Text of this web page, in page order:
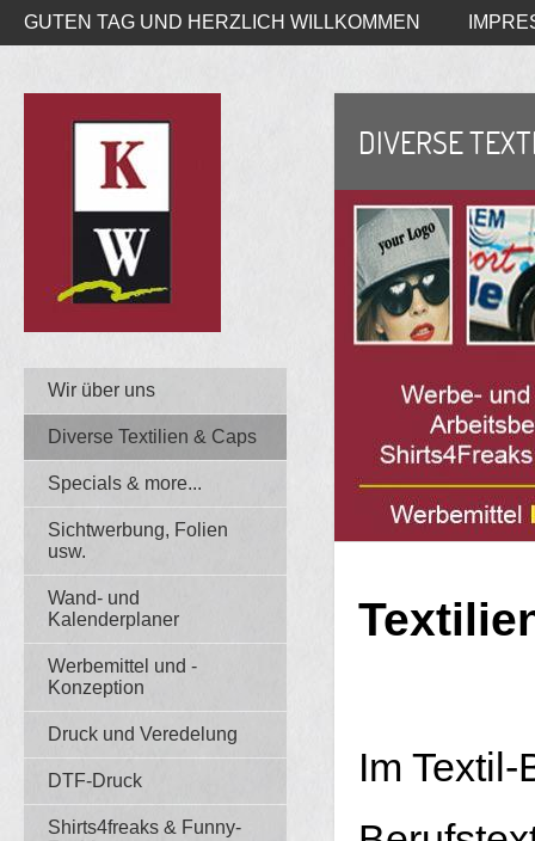
GUTEN TAG UND HERZLICH WILLKOMMEN
Wir über uns
Diverse Textilien & Caps
Specials & more...
Sichtwerbung, Folien
usw.
Wand- und
Kalenderplaner
Werbemittel und -
Konzeption
Druck und Veredelung
DTF-Druck
Shirts4freaks & Funny-
DIVERSE
Im